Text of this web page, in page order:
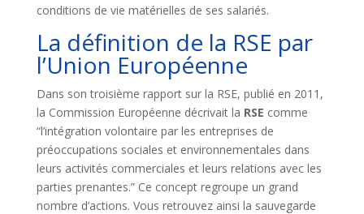
conditions de vie matérielles de ses salariés.
La définition de la RSE par
l’Union Européenne
Dans son troisième rapport sur la RSE, publié en 2011,
la Commission Européenne décrivait la RSE comme
“l’intégration volontaire par les entreprises de
préoccupations sociales et environnementales dans
leurs activités commerciales et leurs relations avec les
parties prenantes.” Ce concept regroupe un grand
nombre d’actions. Vous retrouvez ainsi la sauvegarde